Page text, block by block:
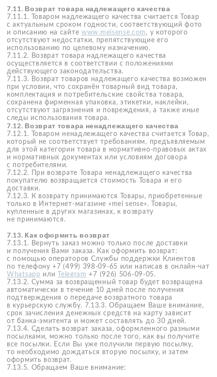
с упоминанием других маркет-плейсов
и интернет-площадок;
содержащие материалы с других сайтов или
из средств массовой информации;
отзывы на различные товары, выполненные
по одинаковым текстовым шаблонам;
содержащие информацию (в том числе
о способах использования товара), которая может
повлечь причинение вреда жизни, здоровью,
имуществу третьих лиц;
содержащие утверждения, порочащие честь,
достоинство и/или деловую репутацию третьих
лиц (в том числе магазинов, производителей и/
или импортеров товаров);
иным образом противоречащие принципам
морали, нравственности, являющиеся
неприемлемыми по другим причинам или
нарушающие действующее законодательство.
"mei sense" не несет ответственности
за содержание опубликованных отзывов, так как
они выражают мнение пользователей и могут
не соответствовать мнению сотрудников
«mei sense».
7.14.12. "mei sense" принимает все меры для того, чтобы
не допустить размещения отзывов, содержащих
результаты интеллектуальной деятельности, права
на которые принадлежат третьим лицам, без разрешения
правообладателей. Вместе с тем, в случае отсутствия
соответствующей информации от правообладателя
«mei sense» не знает и не может знать о том, что
использование результатов интеллектуальной
деятельности, содержащихся в отзывах, является
неправомерным.
7.14.13. Если правообладатель выявил факт размещения
в отзыве принадлежащих ему результатов
интеллектуальной деятельности без соответствующего
разрешения, он должен направить на электронный адрес
hello@meisense.comписьменное заявление с указанием
страницы сайта и (или) сетевого адреса в сети интернет,
по которому размещен отзыв, содержащий
деятельности. «mei sense» рассмотрит заявление
в порядке, предусмотренном законодательством
Российской Федерации
7.14.14. «mei sense» оставляет за собой право при
публикации отзыва осуществлять его редактирование
в части исправления орфографических/синтаксических/
пунктуационных ошибок.
7.14.15. При многократном нарушении требований
к написанию отзывов определенным клиентом
возможность оставления отзывов данным клиентом
может быть заблокирована на неопределенный срок.
7.14.16. В случае нарушения каких-либо гарантий,
сделанных в соответствии с правилами, клиент обязуется
компенсировать «mei sense» все убытки, связанные
с предъявлением к «mei sense» претензий третьих лиц
в связи с использованием отзыва, приложенных к нему
фото и видеоматериалов и т. д.
7.14.17. "mei sense" оставляет за собой право удалить
любой отзыв в любое время без объяснения причин и без
предварительного согласования с автором отзыва.
7.14.18. "mei sense" самостоятельно определяет срок,
в течение которого отзывы считаются актуальными
и по истечение которого они могут быть удалены с сайта
«mei sense».
7.14.19. Индивидуальным предпринимателям или